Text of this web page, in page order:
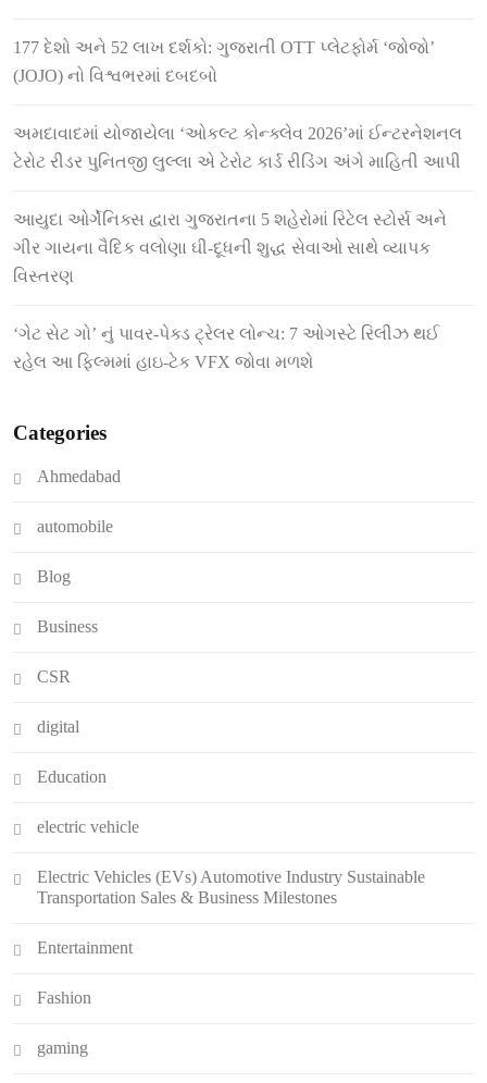
177 દેશો અને 52 લાખ દર્શકો: ગુજરાતી OTT પ્લેટફોર્મ ‘જોજો’
(JOJO) નો વિશ્વભરમાં દબદબો
અમદાવાદમાં યોજાયેલા ‘ઓકલ્ટ કોન્ક્લેવ 2026’માં ઈન્ટરનેશનલ
ટેરોટ રીડર પુનિતજી લુલ્લા એ ટેરોટ કાર્ડ રીડિંગ અંગે માહિતી આપી
આયુદા ઓર્ગેનિક્સ દ્વારા ગુજરાતના 5 શહેરોમાં રિટેલ સ્ટોર્સ અને
ગીર ગાયના વૈદિક વલોણા ઘી-દૂધની શુદ્ધ સેવાઓ સાથે વ્યાપક
વિસ્તરણ
‘ગેટ સેટ ગો’ નું પાવર-પેક્ડ ટ્રેલર લોન્ચ: 7 ઓગસ્ટે રિલીઝ થઈ
રહેલ આ ફિલ્મમાં હાઇ-ટેક VFX જોવા મળશે
Categories
Ahmedabad
automobile
Blog
Business
CSR
digital
Education
electric vehicle
Electric Vehicles (EVs) Automotive Industry Sustainable
Transportation Sales & Business Milestones
Entertainment
Fashion
gaming